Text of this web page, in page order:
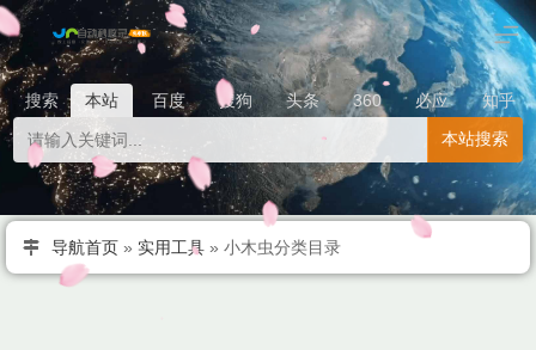
搜索 本站 百度 搜狗 头条 360 必应
知乎
本站搜索
导航首页 » 实用工具 » 小木虫分类目录